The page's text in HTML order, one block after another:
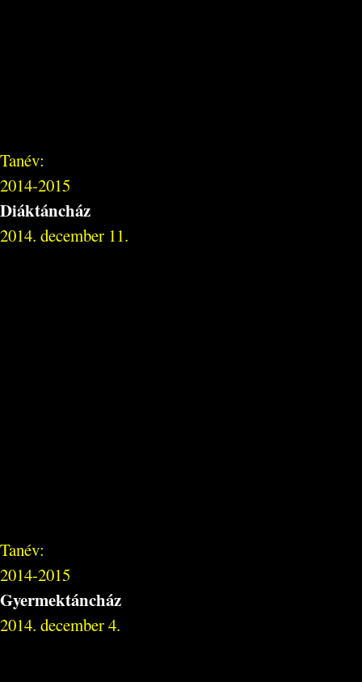
Tanév:
2014-2015
Diáktáncház
2014. december 11.
Tanév:
2014-2015
Gyermektáncház
2014. december 4.